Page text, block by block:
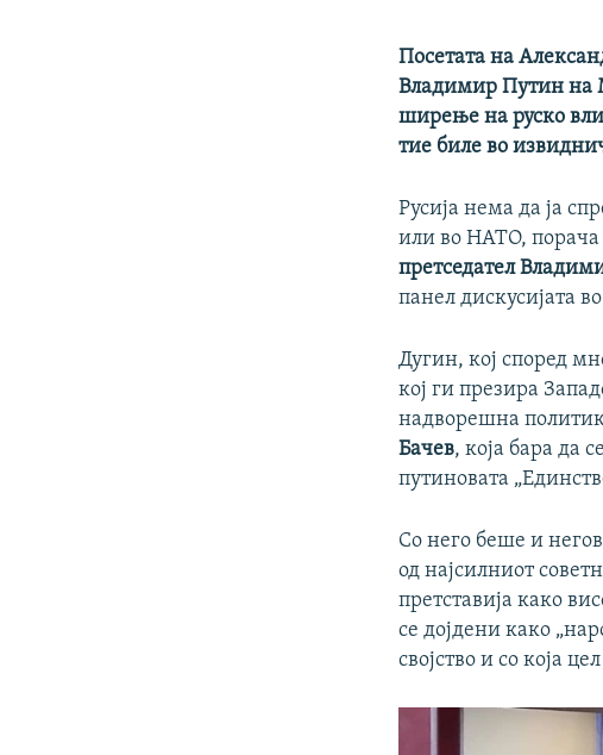
Посетата на
Владимир Путин на
ширење на руско
тие биле во
Русија нема да ја
или во НАТО, порача
претседател
панел дискусијата
Дугин, кој според
кој ги презира
надворешна
Бачев, која бара да
путиновата
Со него беше и
од најсилниот
претставија како
се дојдени како
својство и со која